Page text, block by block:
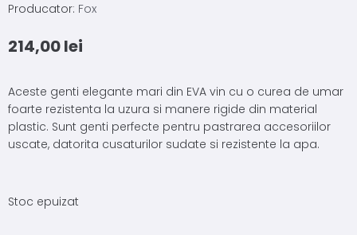
Producator: Fox
214,00lei
Aceste genti elegante mari din EVA vin cu o curea de umar
foarte rezistenta la uzura si manere rigide din material
plastic. Sunt genti perfecte pentru pastrarea accesoriilor
uscate, datorita cusaturilor sudate si rezistente la apa.
Stoc epuizat